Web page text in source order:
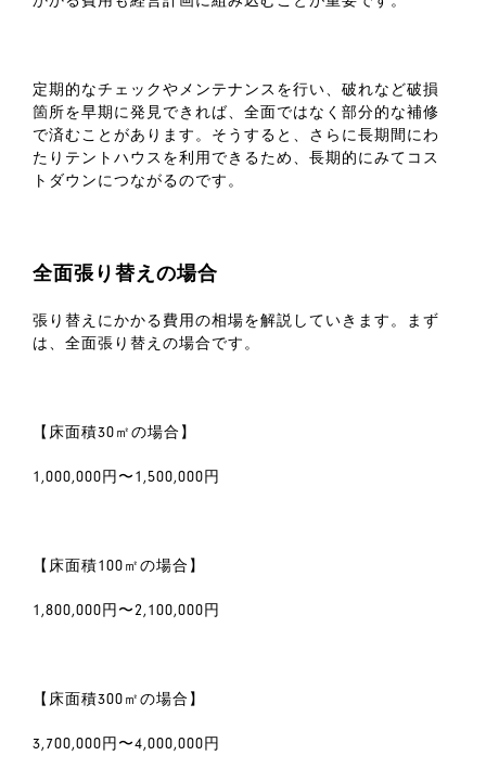
定期的なチェックやメンテナンスを行い、破れなど破損
箇所を早期に発見できれば、全面ではなく部分的な補修
で済むことがあります。そうすると、さらに長期間にわ
たりテントハウスを利用できるため、長期的にみてコス
トダウンにつながるのです。
全面張り替えの場合
張り替えにかかる費用の相場を解説していきます。まず
は、全面張り替えの場合です。
【床面積30㎡の場合】
1,000,000円〜1,500,000円
【床面積100㎡の場合】
1,800,000円〜2,100,000円
【床面積300㎡の場合】
3,700,000円〜4,000,000円